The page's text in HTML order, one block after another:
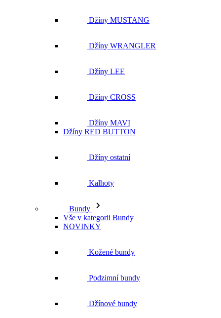
Džíny MUSTANG
Džíny WRANGLER
Džíny LEE
Džíny CROSS
Džíny MAVI
Džíny RED BUTTON
Džíny ostatní
Kalhoty
Bundy
Vše v kategorii Bundy
NOVINKY
Kožené bundy
Podzimní bundy
Džínové bundy